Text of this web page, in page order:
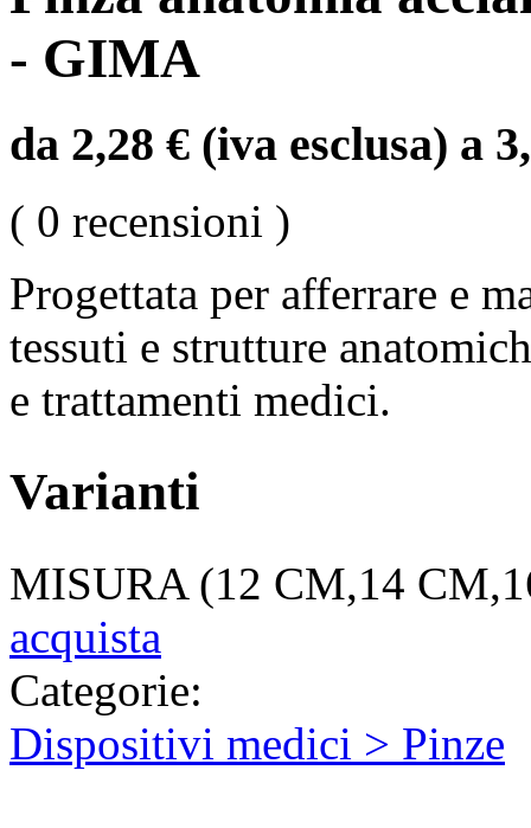
- GIMA
da 2,28 € (iva esclusa) a
( 0 recensioni )
Progettata per afferrare e
tessuti e strutture
e trattamenti medici.
Varianti
MISURA (12 CM,14
acquista
Categorie:
Dispositivi medici > Pinze